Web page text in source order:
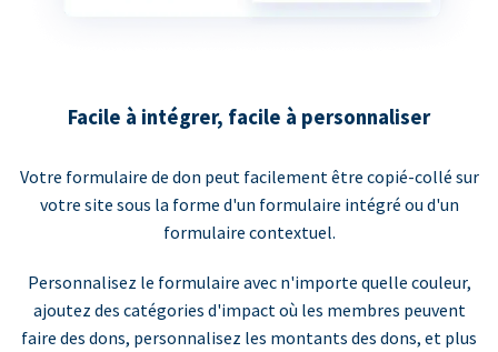
Facile à intégrer, facile à personnaliser
Votre formulaire de don peut facilement être copié-collé sur
votre site sous la forme d'un formulaire intégré ou d'un
formulaire contextuel.
Personnalisez le formulaire avec n'importe quelle couleur,
ajoutez des catégories d'impact où les membres peuvent
faire des dons, personnalisez les montants des dons, et plus